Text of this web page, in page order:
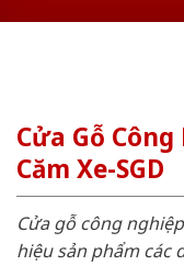
Cửa Gỗ
Căm Xe-SGD
Cửa gỗ công
hiệu sản phẩm các